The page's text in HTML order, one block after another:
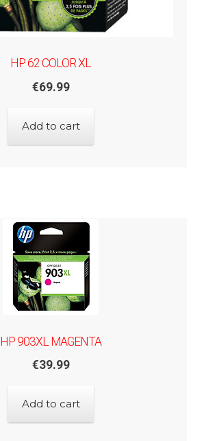
HP 62 COLOR XL
€69.99
Add to cart
HP 903XL MAGENTA
€39.99
Add to cart